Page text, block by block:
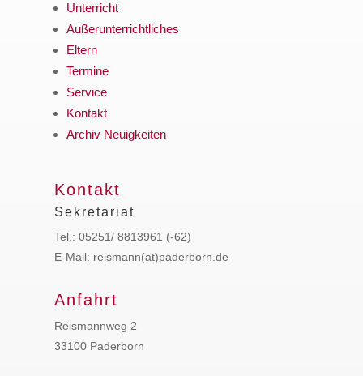
Unterricht
Außerunterrichtliches
Eltern
Termine
Service
Kontakt
Archiv Neuigkeiten
Kontakt
Sekretariat
Tel.: 05251/ 8813961 (-62)
E-Mail: reismann(at)paderborn.de
Anfahrt
Reismannweg 2
33100 Paderborn